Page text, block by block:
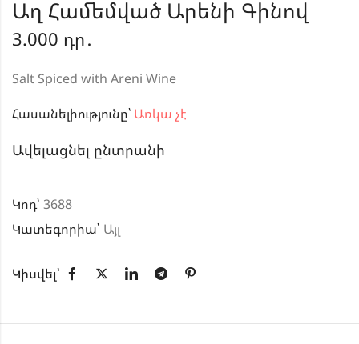
Աղ Համեմված Արենի Գինով
3.000 դր․
Salt Spiced with Areni Wine
Հասանելիությունը՝ Առկա չէ
Ավելացնել ընտրանի
Կոդ՝ 3688
Կատեգորիա՝ Այլ
Կիսվել՝